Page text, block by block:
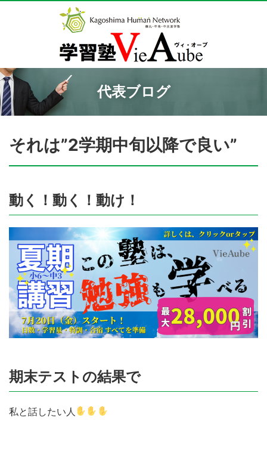
代表ブログ
それは”2学期中旬以降で良い”
動く！動く！動け！
期末テストの結果で
私と話したい人